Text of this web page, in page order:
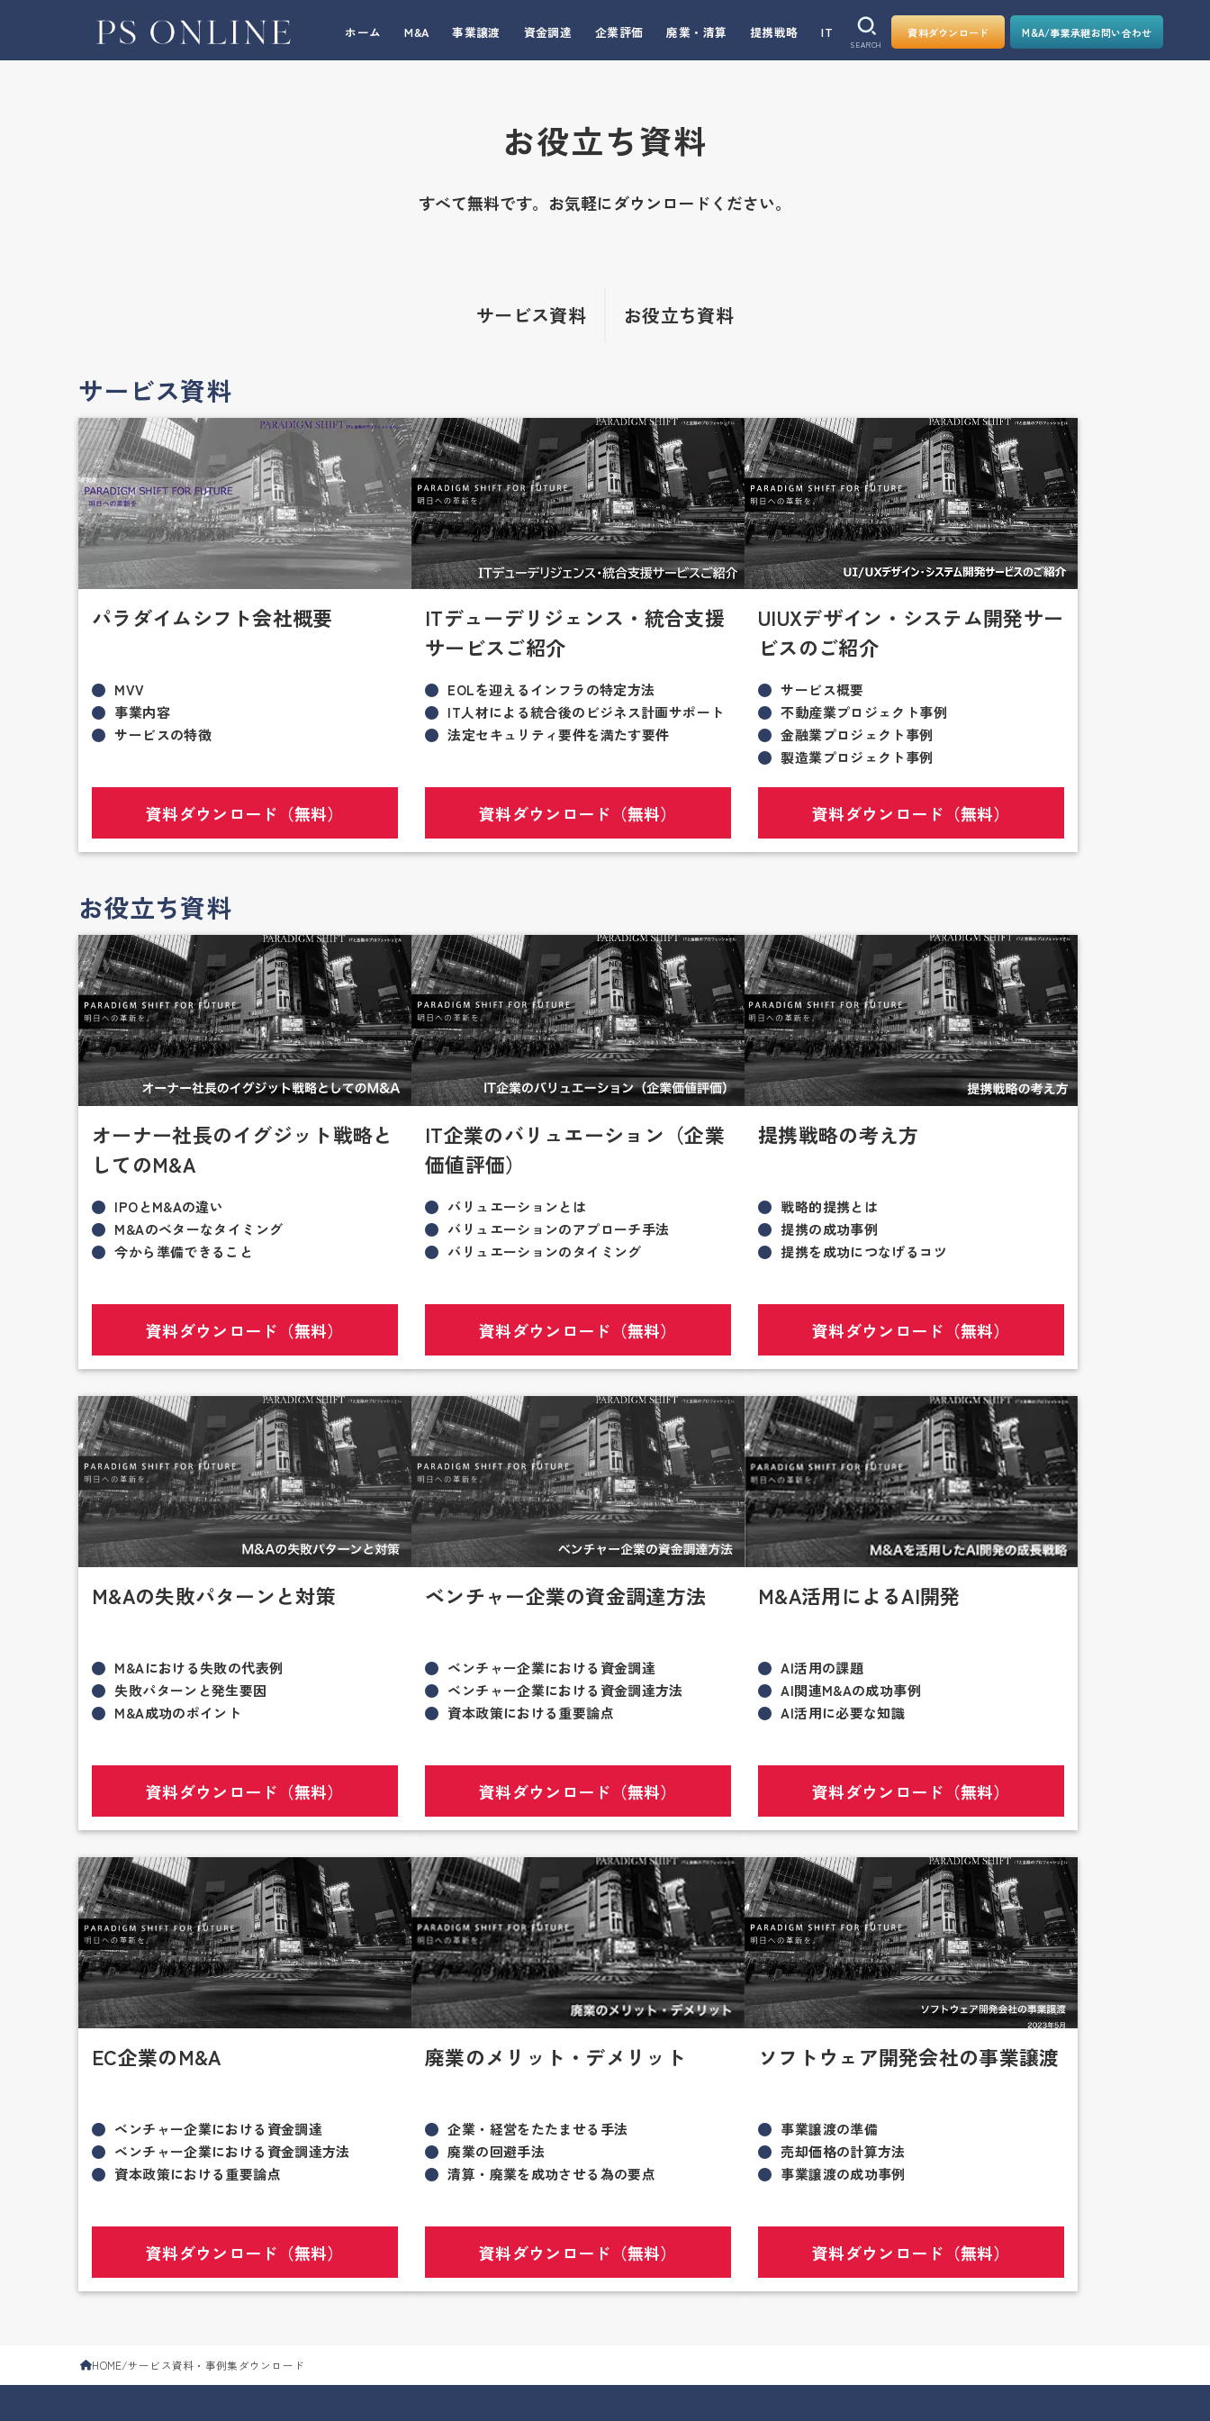
ホーム M&A 事業譲渡 資金調達 企業評価 廃業・清算 提携戦略 IT
SEARCH
資料ダウンロード M&A/事業承継お問い合わせ
お役立ち資料
すべて無料です。お気軽にダウンロードください。
サービス資料 お役立ち資料
サービス資料
パラダイムシフト会社概要
MVV
事業内容
サービスの特徴
資料ダウンロード（無料）
ITデューデリジェンス・統合支援
サービスご紹介
EOLを迎えるインフラの特定方法
IT人材による統合後のビジネス計画サポート
法定セキュリティ要件を満たす要件
資料ダウンロード（無料）
UIUXデザイン・システム開発サー
ビスのご紹介
サービス概要
不動産業プロジェクト事例
金融業プロジェクト事例
製造業プロジェクト事例
資料ダウンロード（無料）
お役立ち資料
オーナー社長のイグジット戦略と
してのM&A
IPOとM&Aの違い
M&Aのベターなタイミング
今から準備できること
資料ダウンロード（無料）
IT企業のバリュエーション（企業
価値評価）
バリュエーションとは
バリュエーションのアプローチ手法
バリュエーションのタイミング
資料ダウンロード（無料）
提携戦略の考え方
戦略的提携とは
提携の成功事例
提携を成功につなげるコツ
資料ダウンロード（無料）
M&Aの失敗パターンと対策
M&Aにおける失敗の代表例
失敗パターンと発生要因
M&A成功のポイント
資料ダウンロード（無料）
ベンチャー企業の資金調達方法
ベンチャー企業における資金調達
ベンチャー企業における資金調達方法
資本政策における重要論点
資料ダウンロード（無料）
M&A活用によるAI開発
AI活用の課題
AI関連M&Aの成功事例
AI活用に必要な知識
資料ダウンロード（無料）
EC企業のM&A
ベンチャー企業における資金調達
ベンチャー企業における資金調達方法
資本政策における重要論点
資料ダウンロード（無料）
廃業のメリット・デメリット
企業・経営をたたませる手法
廃業の回避手法
清算・廃業を成功させる為の要点
資料ダウンロード（無料）
ソフトウェア開発会社の事業譲渡
事業譲渡の準備
売却価格の計算方法
事業譲渡の成功事例
資料ダウンロード（無料）
HOME サービス資料・事例集ダウンロード